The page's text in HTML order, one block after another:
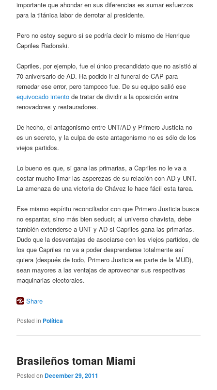
importante que ahondar en sus diferencias es sumar esfuerzos
para la titánica labor de derrotar al presidente.
Pero no estoy seguro si se podría decir lo mismo de Henrique
Capriles Radonski.
Capriles, por ejemplo, fue el único precandidato que no asistió al
70 aniversario de AD. Ha podido ir al funeral de CAP para
remedar ese error, pero tampoco fue. De su equipo salió ese
equivocado intento de tratar de dividir a la oposición entre
renovadores y restauradores.
De hecho, el antagonismo entre UNT/AD y Primero Justicia no
es un secreto, y la culpa de este antagonismo no es sólo de los
viejos partidos.
Lo bueno es que, si gana las primarias, a Capriles no le va a
costar mucho limar las asperezas de su relación con AD y UNT.
La amenaza de una victoria de Chávez le hace fácil esta tarea.
Ese mismo espíritu reconciliador con que Primero Justicia busca
no espantar, sino más bien seducir, al universo chavista, debe
también extenderse a UNT y AD si Capriles gana las primarias.
Dudo que la desventajas de asociarse con los viejos partidos, de
los que Capriles no va a poder desprenderse totalmente así
quiera (después de todo, Primero Justicia es parte de la MUD),
sean mayores a las ventajas de aprovechar sus respectivas
maquinarias electorales.
Share
Posted in Política
Brasileños toman Miami
Posted on December 29, 2011